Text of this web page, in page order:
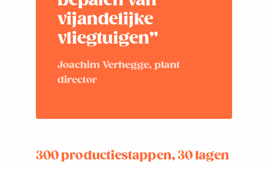
vijandelijke
vliegtuigen”
Joachim Verhegge, plant
director
300 productiestappen, 30 lagen